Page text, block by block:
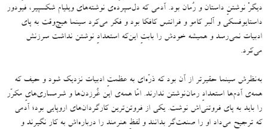
دیگرْ نوشتنِ داستان و رُمان بود. آدمی‌ که دل‌سپرده‌ی نوشته‌های ویلیام شکسپیر، فیودور
داستایوفسکی و آلبر کامو و فرانتس کافکا بود و فکر می‌کرد سینما هیچ‌وقت به پای
ادبیات نمی‌رسد و همیشه خودش را بابتِ این‌که استعدادِ نوشتن نداشت سرزنش
می‌کرد.
به‌نظرش سینما حقیرتر از آن بود که ذرّه‌ای به عظمتِ ادبیات نزدیک شود و حیف که
همه‌ی آدم‌ها استعدادِ رمان‌نوشتن ندارند. امّا همه‌ی این غُرزدن‌ها و شرمساری‌هایِ مکرّر
را باید به پای فروتنی‌اش نوشت.یکی از فروتن‌ترین کارگردان‌های اروپایی بود؛ آدمی
‌که ترجیح می‌داد او را صنعت‌گر بدانند و لفظِ هنرمند را درباره‌اش به کار نگیرند و